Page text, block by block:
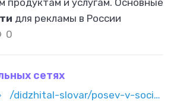
для рекламы в России
ведущей платформой для
0
сетях
/didzhital-slovar/posev-v-socialnyh-setyah